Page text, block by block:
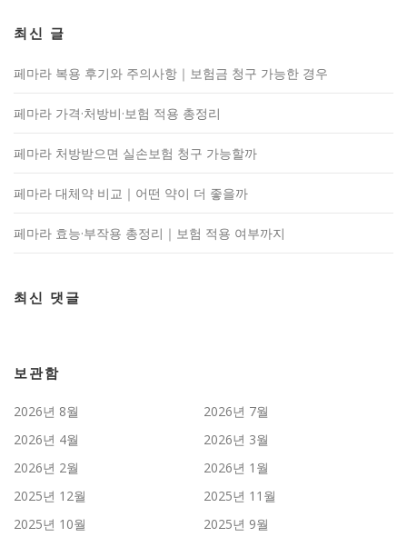
최신 글
페마라 복용 후기와 주의사항｜보험금 청구 가능한 경우
페마라 가격·처방비·보험 적용 총정리
페마라 처방받으면 실손보험 청구 가능할까
페마라 대체약 비교｜어떤 약이 더 좋을까
페마라 효능·부작용 총정리｜보험 적용 여부까지
최신 댓글
보관함
2026년 8월
2026년 7월
2026년 4월
2026년 3월
2026년 2월
2026년 1월
2025년 12월
2025년 11월
2025년 10월
2025년 9월